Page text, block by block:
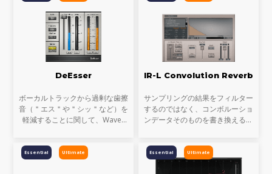
DeEsser
ボーカルトラックから過剰な歯擦
音（＂エス＂や＂シッ＂など）を
軽減することに関して、Waves
影響を受けた検知と、高域へのリ
IR-L Convolution Reverb
サンプリングの結果をフィルター
するのではなく、コンボルーショ
ンデータそのものを書き換えるこ
フェースを備えるコンボリューシ
ョン・リバーブIRシリ
Ultimate
Essential Ultimate
Essential